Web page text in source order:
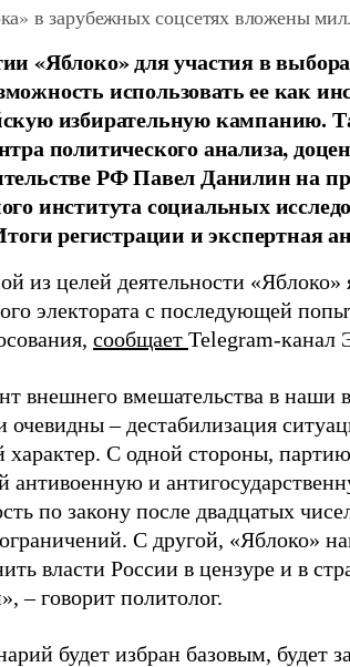
в зарубежных соцсетях вложены
«Яблоко» для участия в
использовать ее как
избирательную кампанию.
политического анализа,
РФ Павел Данилин на
института социальных
регистрации и экспертная
из целей деятельности «Яблоко»
электората с последующей
сообщает Telegram-
внешнего вмешательства в наши
– дестабилизация
характер. С одной стороны,
и
по закону после двадцатых
С другой, «Яблоко»
власти России в цензуре и в
– говорит политолог.
будет избран базовым, будет